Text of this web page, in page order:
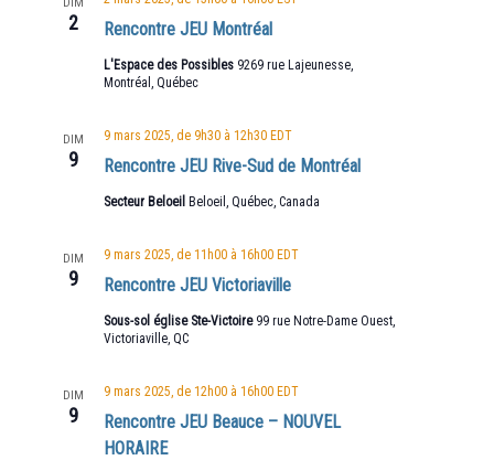
DIM
2 Rencontre JEU Montréal
L'Espace des Possibles 9269 rue Lajeunesse,
Montréal, Québec
DIM
9 Rencontre JEU Rive-Sud de Montréal
9 mars 2025, de 9h30à 12h30 EDT
Secteur Beloeil Beloeil, Québec, Canada
DIM
9 Rencontre JEU Victoriaville
9 mars 2025, de 11h00à 16h00 EDT
Sous-sol église Ste-Victoire 99 rue Notre-Dame Ouest,
Victoriaville, QC
DIM
9
Rencontre JEU Beauce – NOUVEL
HORAIRE
9 mars 2025, de 12h00à 16h00 EDT